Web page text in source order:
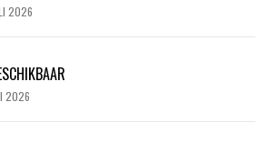
2026
2026